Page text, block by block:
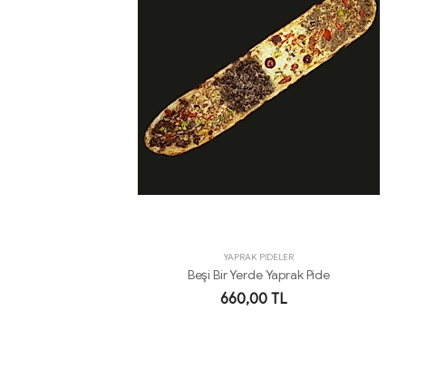
YAPRAK PİDELER
Beşi Bir Yerde Yaprak Pide
660,00 TL